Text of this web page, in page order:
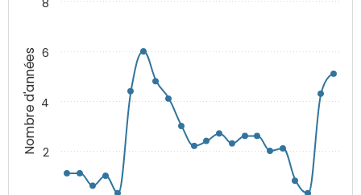
Nombre d'années 2
4
6
8